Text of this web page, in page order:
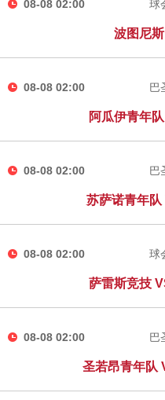
08-08 02:00 球
波图尼
08-08 02:00 巴
阿瓜伊青年
08-08 02:00 巴
苏萨诺青年
08-08 02:00 球
萨雷斯竞技
08-08 02:00 巴
圣若昂青年队